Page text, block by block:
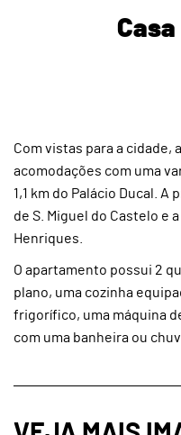
Com vistas para a cidade,
acomodações com uma
1,1 km do Palácio Ducal. A
de S. Miguel do Castelo e
Henriques.
O apartamento possui 2
plano, uma cozinha
frigorífico, uma máquina
com uma banheira ou